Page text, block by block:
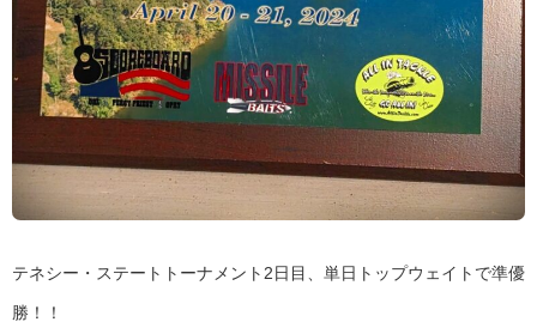
テネシー・ステートトーナメント2日目、単日トップウェイトで準優
勝！！